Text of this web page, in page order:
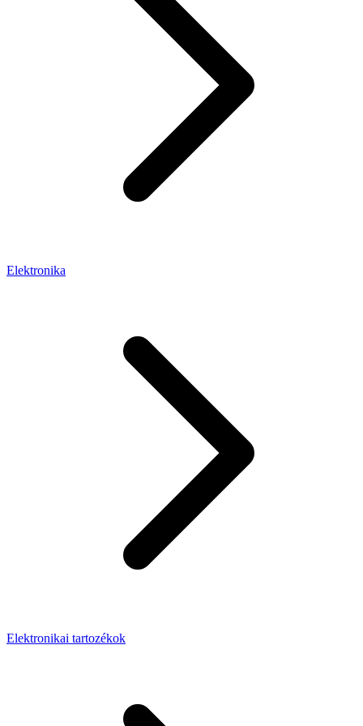
Elektronika
Elektronikai tartozékok